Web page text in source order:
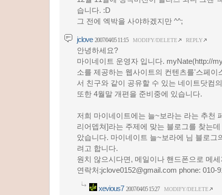
습니다. :D
그 전에 엑박을 사야하겠지만 ^^;
jclove 2007/04/05 11:15 MODIFY/DELETE REPLY
안녕하세요?
마이네이트 운영자 입니다. myNate(http://
소를 제공하는 웹사이트의 컨텐츠를'스페이
서 친구와 같이 공유할 수 있는 네이트닷컴
또한 4월말 개편을 준비중에 있습니다.
저희 마이네이트에는 늘~보라는 라는 추천
리어뎁쳐]라는 주제에 맞는 블로그를 찾는
았습니다. 마이네이트 늘~보라에 님 블로그
려고 합니다.
원치 않으시다면, 메일이나 핸드폰으로 메
연락처:jclove0152@gmail.com phone: 010-
xevious7 2007/04/05 15:27 MODIFY/DELETE